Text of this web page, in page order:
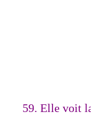
59. Elle voit